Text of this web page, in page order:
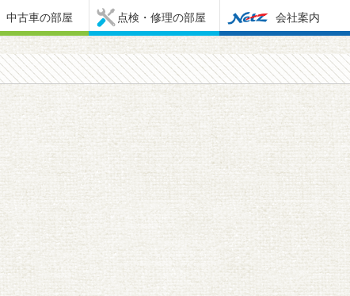
中古車の部屋 点検・修理の部屋 会社案内